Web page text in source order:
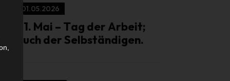
01.05.2026
01. Mai – Tag der Arbeit;
auch der Selbständigen.